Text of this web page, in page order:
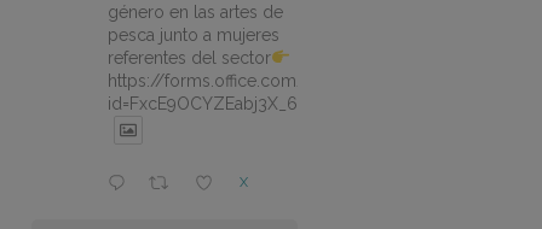
género en las artes de
pesca junto a mujeres
referentes del sector
https://forms.office.com/pages/responsepage.aspx?
X